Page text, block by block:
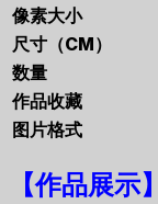
像素大小
尺寸（CM）
数量
作品收藏
图片格式
【作品展示】